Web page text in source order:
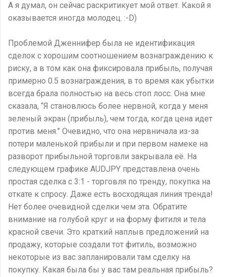
А я думал, он сейчас раскритикует мой ответ. Какой я
оказывается иногда молодец. :-D)
Проблемой Дженнифер была не идентификация
сделок с хорошим соотношением вознаграждению к
риску, а в том как она фиксировала прибыль, получая
примерно 0.5 вознаграждения, в то время как убытки
всегда брала полностью на весь стоп лосс. Она мне
сказала, “Я становлюсь более нервной, когда у меня
зеленый экран (прибыль), чем тогда, когда цена идет
против меня.” Очевидно, что она нервничала из-за
потери маленькой прибыли и при первом намеке на
разворот прибыльной торговли закрывала её. На
следующем графике AUDJPY представлена очень
простая сделка с 3:1 - торговля по тренду, покупка на
откате к спросу. Даже есть восходящая линия тренда!
Нет более очевидной сделки чем эта. Обратите
внимание на голубой круг и на форму фитиля и тела
красной свечи. Это краткий наплыв предложений на
продажу, которые создали тот фитиль, возможно
некоторые из вас запланировали там сделку на
покупку. Какая была бы у вас там реальная прибыль?